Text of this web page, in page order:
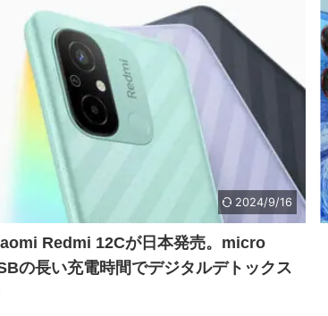
2024/9/16
Redmi 12Cが日本発売。micro
の長い充電時間でデジタルデトックス